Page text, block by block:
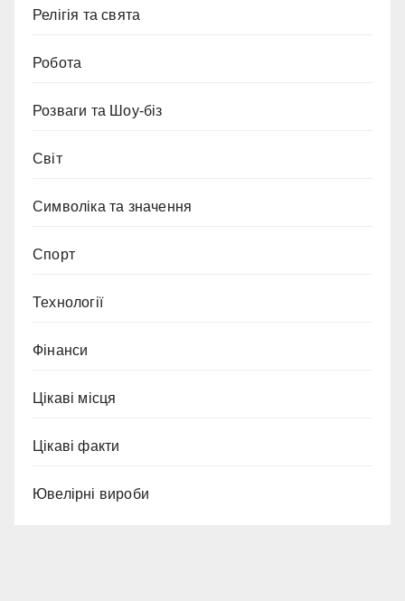
Релігія та свята
Робота
Розваги та Шоу-біз
Світ
Символіка та значення
Спорт
Технології
Фінанси
Цікаві місця
Цікаві факти
Ювелірні вироби